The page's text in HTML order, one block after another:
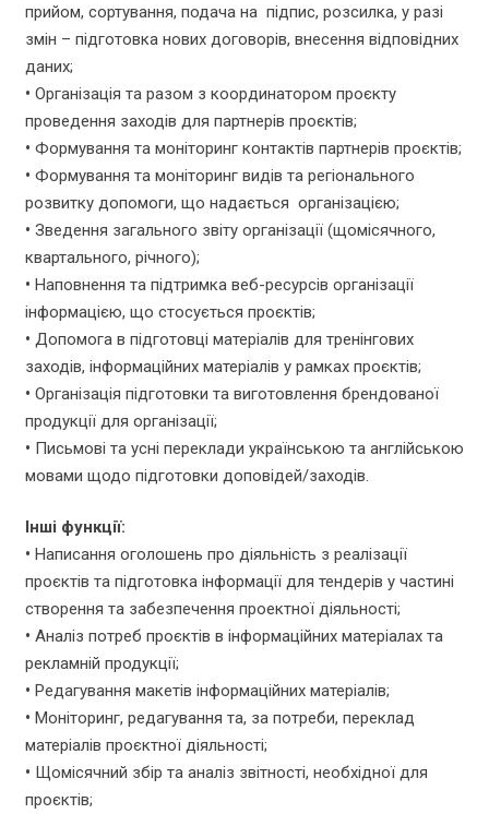
прийом, сортування, подача на підпис, розсилка, у разі
змін – підготовка нових договорів, внесення відповідних
даних;
• Організація та разом з координатором проєкту
проведення заходів для партнерів проєктів;
• Формування та моніторинг контактів партнерів проєктів;
• Формування та моніторинг видів та регіонального
розвитку допомоги, що надається організацією;
• Зведення загального звіту організації (щомісячного,
квартального, річного);
• Наповнення та підтримка веб-ресурсів організації
інформацією, що стосується проєктів;
• Допомога в підготовці матеріалів для тренінгових
заходів, інформаційних матеріалів у рамках проєктів;
• Організація підготовки та виготовлення брендованої
продукції для організації;
• Письмові та усні переклади українською та англійською
мовами щодо підготовки доповідей/заходів.
Інші функції:
• Написання оголошень про діяльність з реалізації
проєктів та підготовка інформації для тендерів у частині
створення та забезпечення проектної діяльності;
• Аналіз потреб проєктів в інформаційних матеріалах та
рекламній продукції;
• Редагування макетів інформаційних матеріалів;
• Моніторинг, редагування та, за потреби, переклад
матеріалів проєктної діяльності;
• Щомісячний збір та аналіз звітності, необхідної для
проєктів;